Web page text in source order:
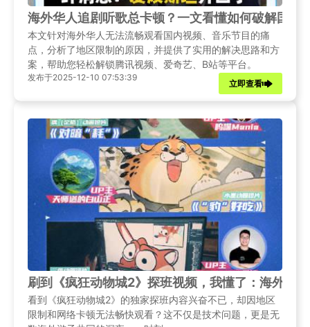
海外华人追剧听歌总卡顿？一文看懂如何破解国内
本文针对海外华人无法流畅观看国内视频、音乐节目的痛
点，分析了地区限制的原因，并提供了实用的解决思路和方
案，帮助您轻松解锁腾讯视频、爱奇艺、B站等平台。
发布于2025-12-10 07:53:39
立即查看
刷到《疯狂动物城2》探班视频，我懂了：海外追
看到《疯狂动物城2》的独家探班内容兴奋不已，却因地区
限制和网络卡顿无法畅快观看？这不仅是技术问题，更是无